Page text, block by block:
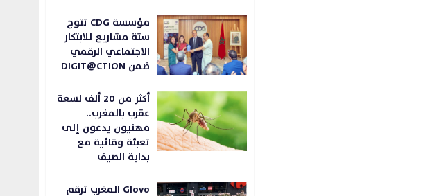
مؤسسة CDG تتوج
ستة مشاريع للابتكار
الاجتماعي الرقمي
ضمن DIGIT@CTION
أكثر من 20 ألف لسعة
عقرب بالمغرب..
مهنيون يدعون إلى
تعبئة وقائية مع
بداية الصيف
Glovo المغرب ترقم